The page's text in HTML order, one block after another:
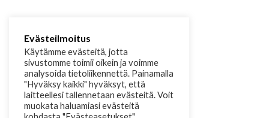
Evästeilmoitus
Käytämme evästeitä, jotta
sivustomme toimii oikein ja voimme
analysoida tietoliikennettä. Painamalla
"Hyväksy kaikki" hyväksyt, että
laitteellesi tallennetaan evästeitä. Voit
muokata haluamiasi evästeitä